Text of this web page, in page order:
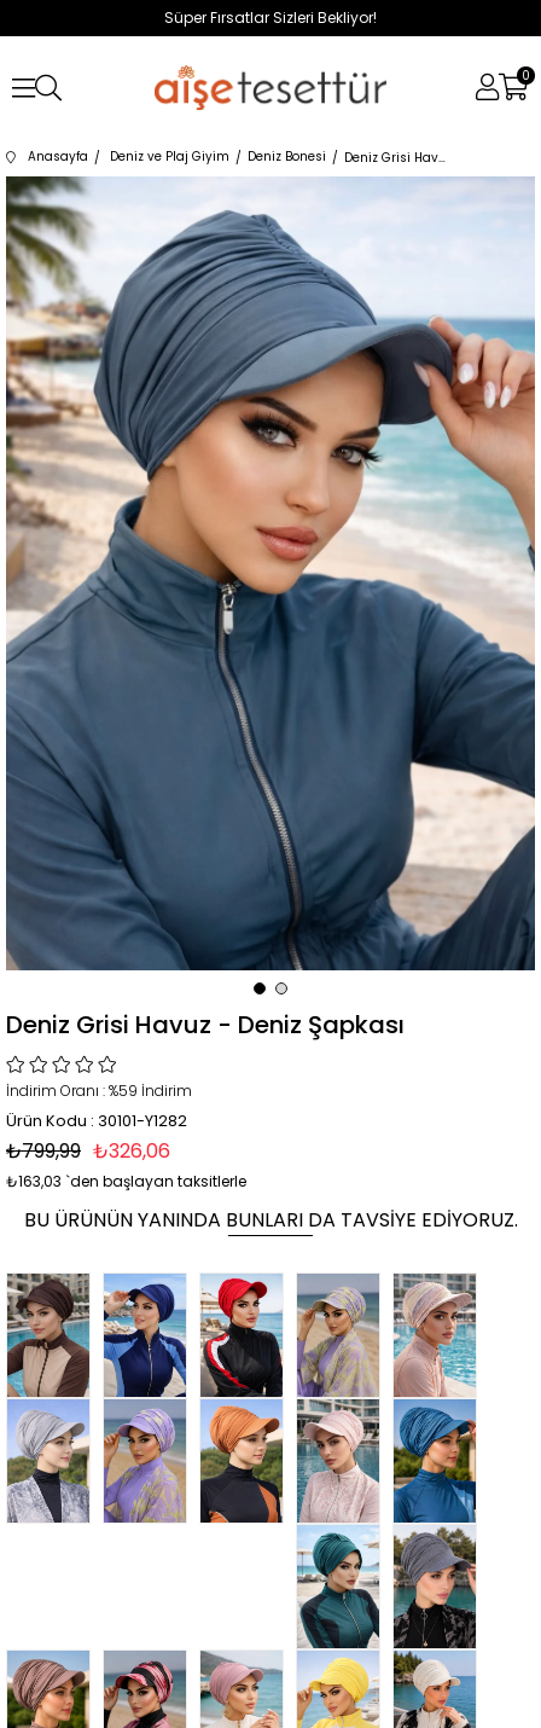
Süper Fırsatlar Sizleri Bekliyor!
0
Anasayfa Deniz ve Plaj Giyim Deniz Bonesi Deniz Grisi Havuz - Deniz Şapkası
Deniz Grisi Havuz - Deniz Şapkası
İndirim Oranı :%59 İndirim
Ürün Kodu : 30101-Y1282
₺799,99 ₺326,06
₺163,03 `den başlayan taksitlerle
BU ÜRÜNÜN YANINDA BUNLARI DA TAVSIYE EDIYORUZ.